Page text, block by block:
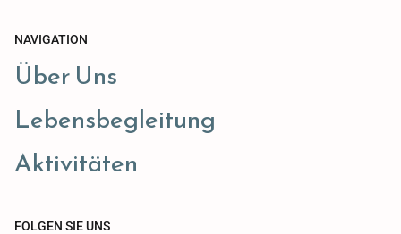
NAVIGATION
Über Uns
Lebensbegleitung
Aktivitäten
FOLGEN SIE UNS